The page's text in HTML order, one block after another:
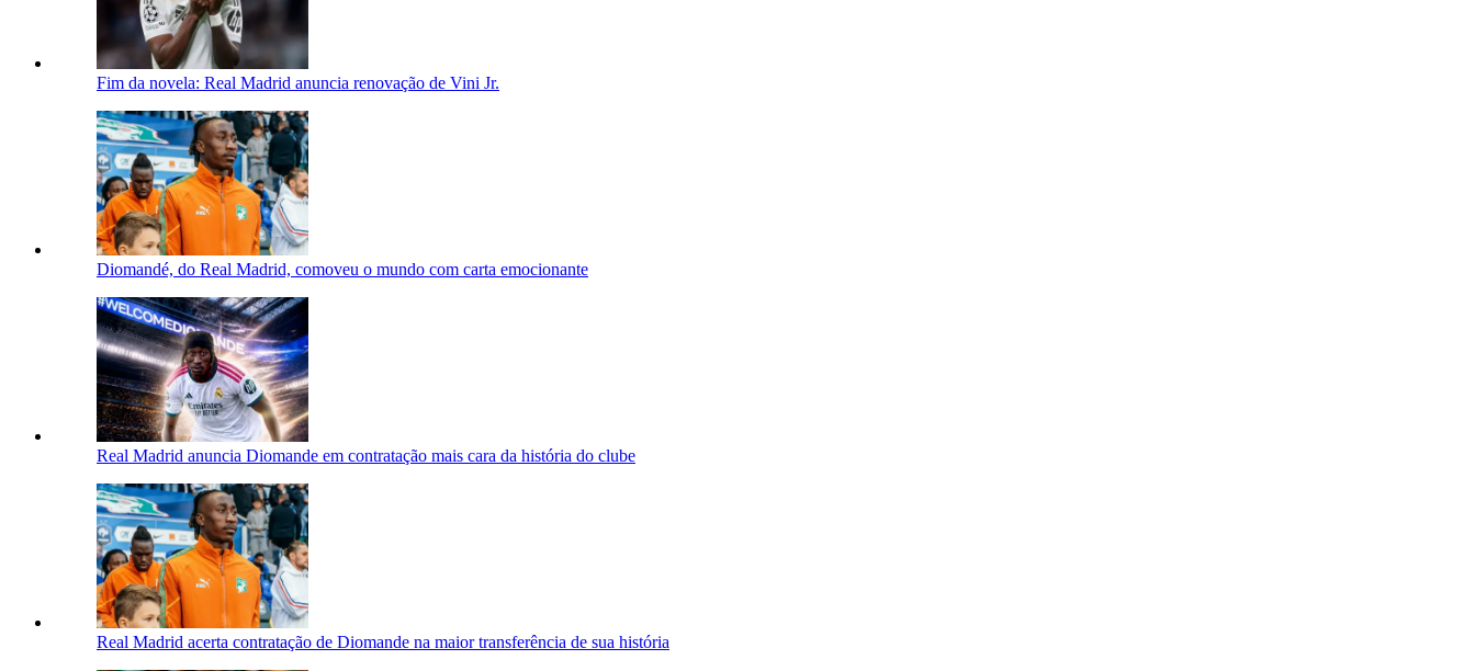
Fim da novela: Real Madrid anuncia renovação de Vini Jr.
Diomandé, do Real Madrid, comoveu o mundo com carta emocionante
Real Madrid anuncia Diomande em contratação mais cara da história do clube
Real Madrid acerta contratação de Diomande na maior transferência de sua história